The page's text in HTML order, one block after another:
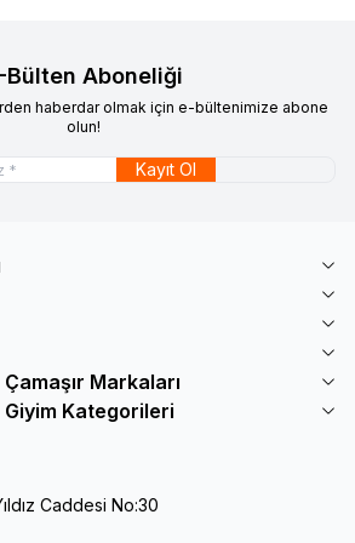
Bülten Aboneliği
haberdar olmak için e-bültenimize abone
olun!
Kayıt Ol
Markaları
Kategorileri
Caddesi No:30